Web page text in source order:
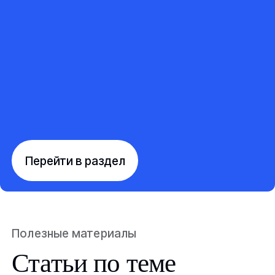
Перейти в раздел
Полезные материалы
Статьи по теме